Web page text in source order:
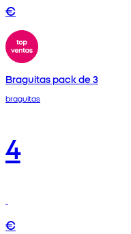
€
Braguitas pack de 3
braguitas
4
€